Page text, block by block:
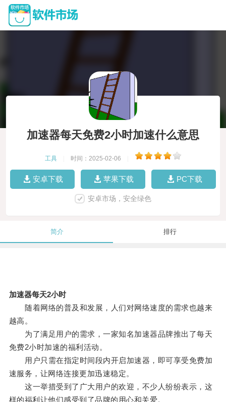
加速器每天免费2小时加速什么意思
工具 时间：2025-02-06
安卓下载 苹果下载 PC下载
安卓市场，安全绿色
简介 排行
加速器每天2小时
随着网络的普及和发展，人们对网络速度的需求也越来
越高。
为了满足用户的需求，一家知名加速器品牌推出了每天
免费2小时加速的福利活动。
用户只需在指定时间段内开启加速器，即可享受免费加
速服务，让网络连接更加迅速稳定。
这一举措受到了广大用户的欢迎，不少人纷纷表示，这
样的福利让他们感受到了品牌的用心和关爱。